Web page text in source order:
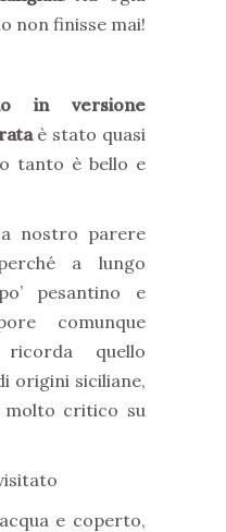
non finisse mai!
in versione
è stato quasi
tanto è bello e
nostro parere
a lungo
pesantino e
comunque
quello
origini siciliane,
molto critico su
e coperto,